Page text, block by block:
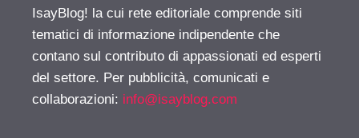
IsayBlog! la cui rete editoriale comprende siti
tematici di informazione indipendente che
contano sul contributo di appassionati ed esperti
del settore. Per pubblicità, comunicati e
collaborazioni: info@isayblog.com